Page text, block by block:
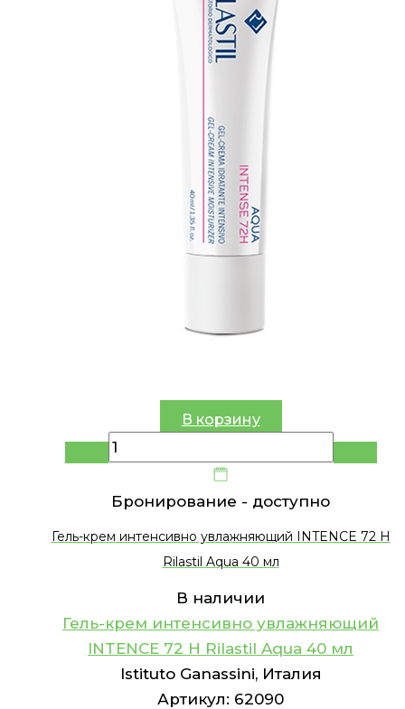
В корзину
Бронирование - доступно
Гель-крем интенсивно увлажняющий INTENCE 72 H
Rilastil Aqua 40 мл
В наличии
Гель-крем интенсивно увлажняющий
INTENCE 72 H Rilastil Aqua 40 мл
Istituto Ganassini, Италия
Артикул: 62090